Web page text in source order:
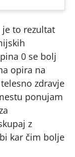
je to rezultat
0 se bolj
opira na
zdravje
ponujam
z
kar čim bolje